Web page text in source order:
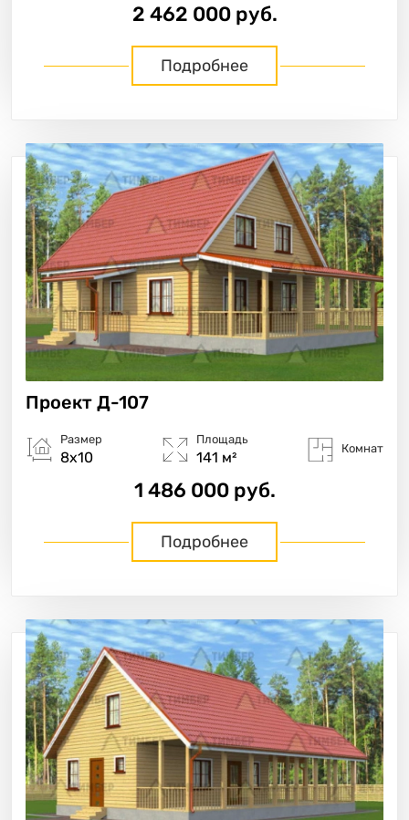
2 462 000 руб.
Подробнее
Проект Д-107
Размер
8х10
Площадь
141 м²
Комнат
1 486 000 руб.
Подробнее